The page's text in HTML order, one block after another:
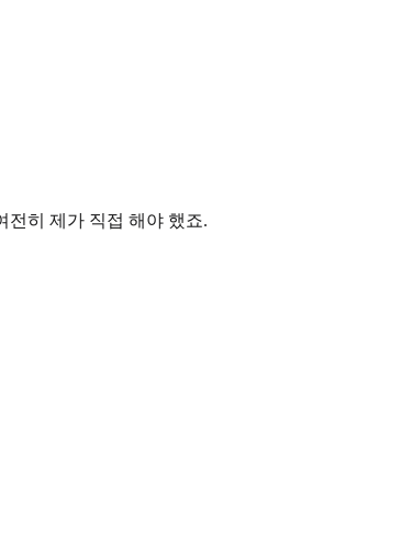
전히 제가 직접 해야 했죠.